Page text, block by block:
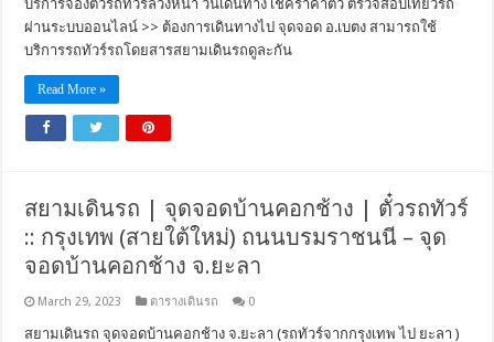
บริการจองตั๋วรถทัวร์ล่วงหน้า วันเดินทาง เช็คราคาตั๋ว ตรวจสอบเที่ยวรถ
ผ่านระบบออนไลน์ >> ต้องการเดินทางไป จุดจอด อ.เบตง สามารถใช้
บริการรถทัวร์รถโดยสารสยามเดินรถดูละกัน
Read More »
สยามเดินรถ | จุดจอดบ้านคอกช้าง | ตั๋วรถทัวร์
:: กรุงเทพ (สายใต้ใหม่) ถนนบรมราชนนี – จุด
จอดบ้านคอกช้าง จ.ยะลา
March 29, 2023 ตารางเดินรถ 0
สยามเดินรถ จุดจอดบ้านคอกช้าง จ.ยะลา (รถทัวร์จากกรุงเทพ ไป ยะลา )